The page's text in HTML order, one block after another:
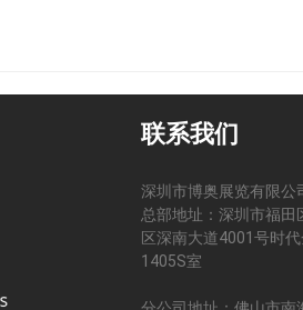
联系我们
深圳市博奥展览有限公
总部地址：深圳市福田
区深南大道4001号时
1405S室